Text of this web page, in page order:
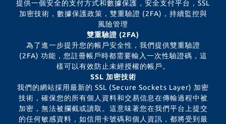
提供一個安全的支付方式和數據保護，安全支付平台，SSL
加密技術，數據保護政策，雙重驗證 (2FA)，持續監控與
風險管理
雙重驗證 (2FA)
為了進一步提升您的帳戶安全性，我們提供雙重驗證
(2FA) 功能，您註冊帳戶時都需要輸入一次性驗證碼，這
樣可以有效防止未經授權的帳戶。
SSL 加密技術
我們的網站採用最新的 SSL (Secure Sockets Layer) 加密
技術，確保您的所有個人資料和交易信息在傳輸過程中被
加密，無法被攔截或讀取。這意味著您在我們平台上提交
的任何敏感資料，如信用卡號碼和個人資訊，都將受到最